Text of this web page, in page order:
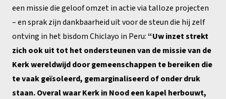
een missie die geloof omzet in actie via talloze projecten
– en sprak zijn dankbaarheid uit voor de steun die hij zelf
ontving in het bisdom Chiclayo in Peru:“Uw inzet strekt
zich ook uit tot het ondersteunen van de missie van de
Kerk wereldwijd door gemeenschappen te bereiken die
te vaak geïsoleerd, gemarginaliseerd of onder druk
staan. Overal waar Kerk in Nood een kapel herbouwt,